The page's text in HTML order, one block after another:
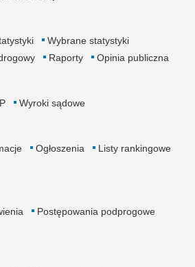
Wybrane statystyki
Raporty Opinia publiczna
Wyroki sądowe
Ogłoszenia
Listy rankingowe
Postępowania podprogowe